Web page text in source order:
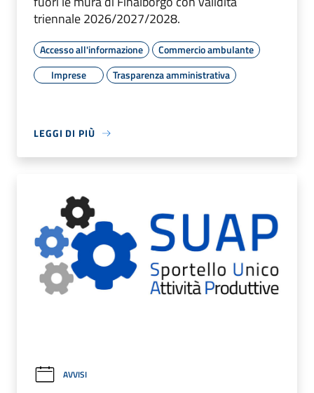
triennale 2026/2027/2028.
Accesso all'informazione
Commercio ambulante
Imprese
Trasparenza amministrativa
LEGGI DI PIÙ
AVVISI